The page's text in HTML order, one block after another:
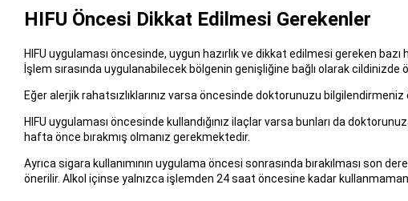
HIFU Öncesi Dikkat Edilmesi Gerekenler
HIFU uygulaması öncesinde, uygun hazırlık ve dikkat edilmesi gereken
İşlem sırasında uygulanabilecek bölgenin genişliğine bağlı olarak cildinizde
Eğer alerjik rahatsızlıklarınız varsa öncesinde doktorunuzu
HIFU uygulaması öncesinde kullandığınız ilaçlar varsa bunları da
hafta önce bırakmış olmanız gerekmektedir.
Ayrıca sigara kullanımının uygulama öncesi sonrasında bırakılması son
önerilir. Alkol içinse yalnızca işlemden 24 saat öncesine kadar